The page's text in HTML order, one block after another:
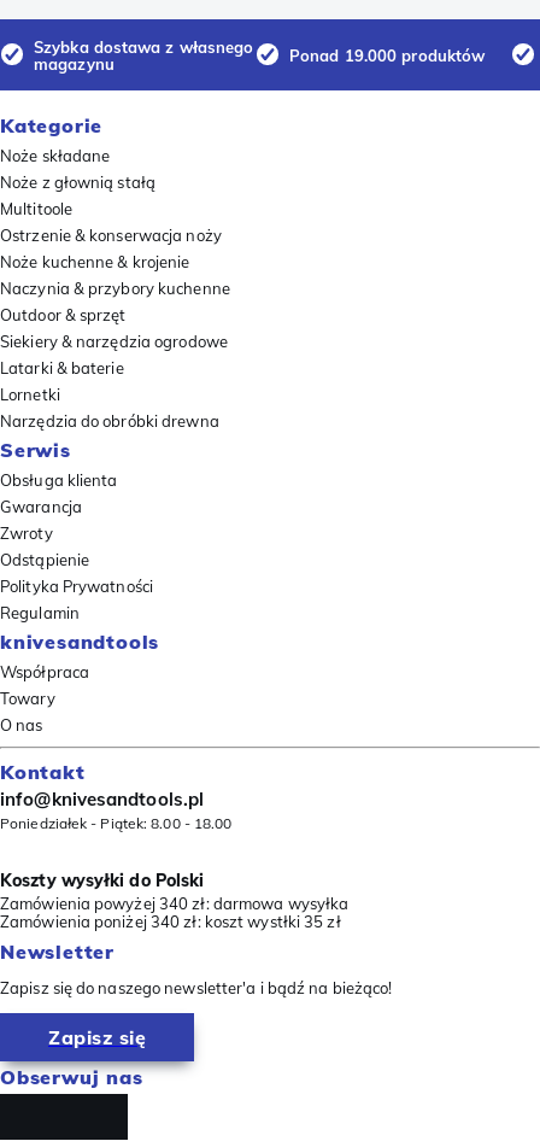
Szybka dostawa z własnego
magazynu
Ponad 19.000 produktów
Kategorie
Noże składane
Noże z głownią stałą
Multitoole
Ostrzenie & konserwacja noży
Noże kuchenne & krojenie
Naczynia & przybory kuchenne
Outdoor & sprzęt
Siekiery & narzędzia ogrodowe
Latarki & baterie
Lornetki
Narzędzia do obróbki drewna
Serwis
Obsługa klienta
Gwarancja
Zwroty
Odstąpienie
Polityka Prywatności
Regulamin
knivesandtools
Współpraca
Towary
O nas
Kontakt
info@knivesandtools.pl
Poniedziałek - Piątek: 8.00 - 18.00
Koszty wysyłki do Polski
Zamówienia powyżej 340 zł: darmowa wysyłka
Zamówienia poniżej 340 zł: koszt wystłki 35 zł
Newsletter
Zapisz się do naszego newsletter'a i bądź na bieżąco!
Zapisz się
Obserwuj nas